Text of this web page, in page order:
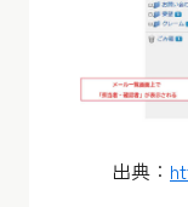
出典：​​